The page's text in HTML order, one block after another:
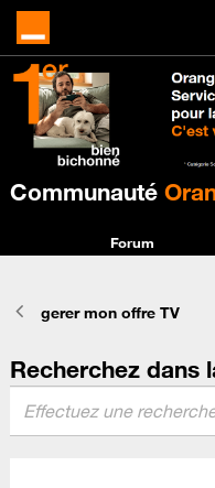
Communauté
Forum
gerer mon offre TV
Recherchez dans